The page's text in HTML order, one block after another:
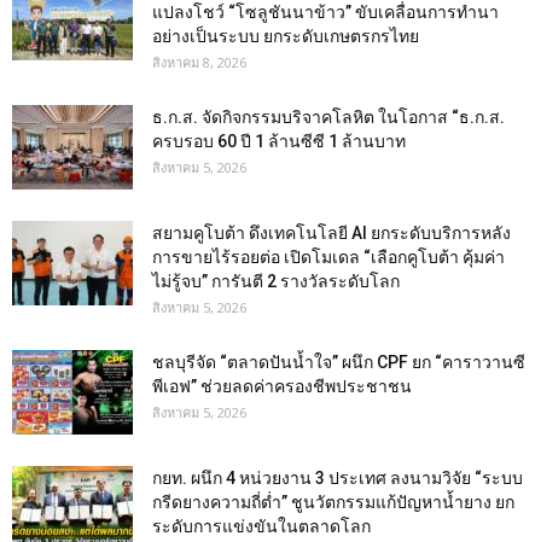
แปลงโชว์ “โซลูชันนาข้าว” ขับเคลื่อนการทำนา
อย่างเป็นระบบ ยกระดับเกษตรกรไทย
สิงหาคม 8, 2026
ธ.ก.ส. จัดกิจกรรมบริจาคโลหิต ในโอกาส “ธ.ก.ส.
ครบรอบ 60 ปี 1 ล้านซีซี 1 ล้านบาท
สิงหาคม 5, 2026
สยามคูโบต้า ดึงเทคโนโลยี AI ยกระดับบริการหลัง
การขายไร้รอยต่อ เปิดโมเดล “เลือกคูโบต้า คุ้มค่า
ไม่รู้จบ” การันตี 2 รางวัลระดับโลก
สิงหาคม 5, 2026
ชลบุรีจัด “ตลาดปันน้ำใจ” ผนึก CPF ยก “คาราวานซี
พีเอฟ” ช่วยลดค่าครองชีพประชาชน
สิงหาคม 5, 2026
กยท. ผนึก 4 หน่วยงาน 3 ประเทศ ลงนามวิจัย “ระบบ
กรีดยางความถี่ต่ำ” ชูนวัตกรรมแก้ปัญหาน้ำยาง ยก
ระดับการแข่งขันในตลาดโลก